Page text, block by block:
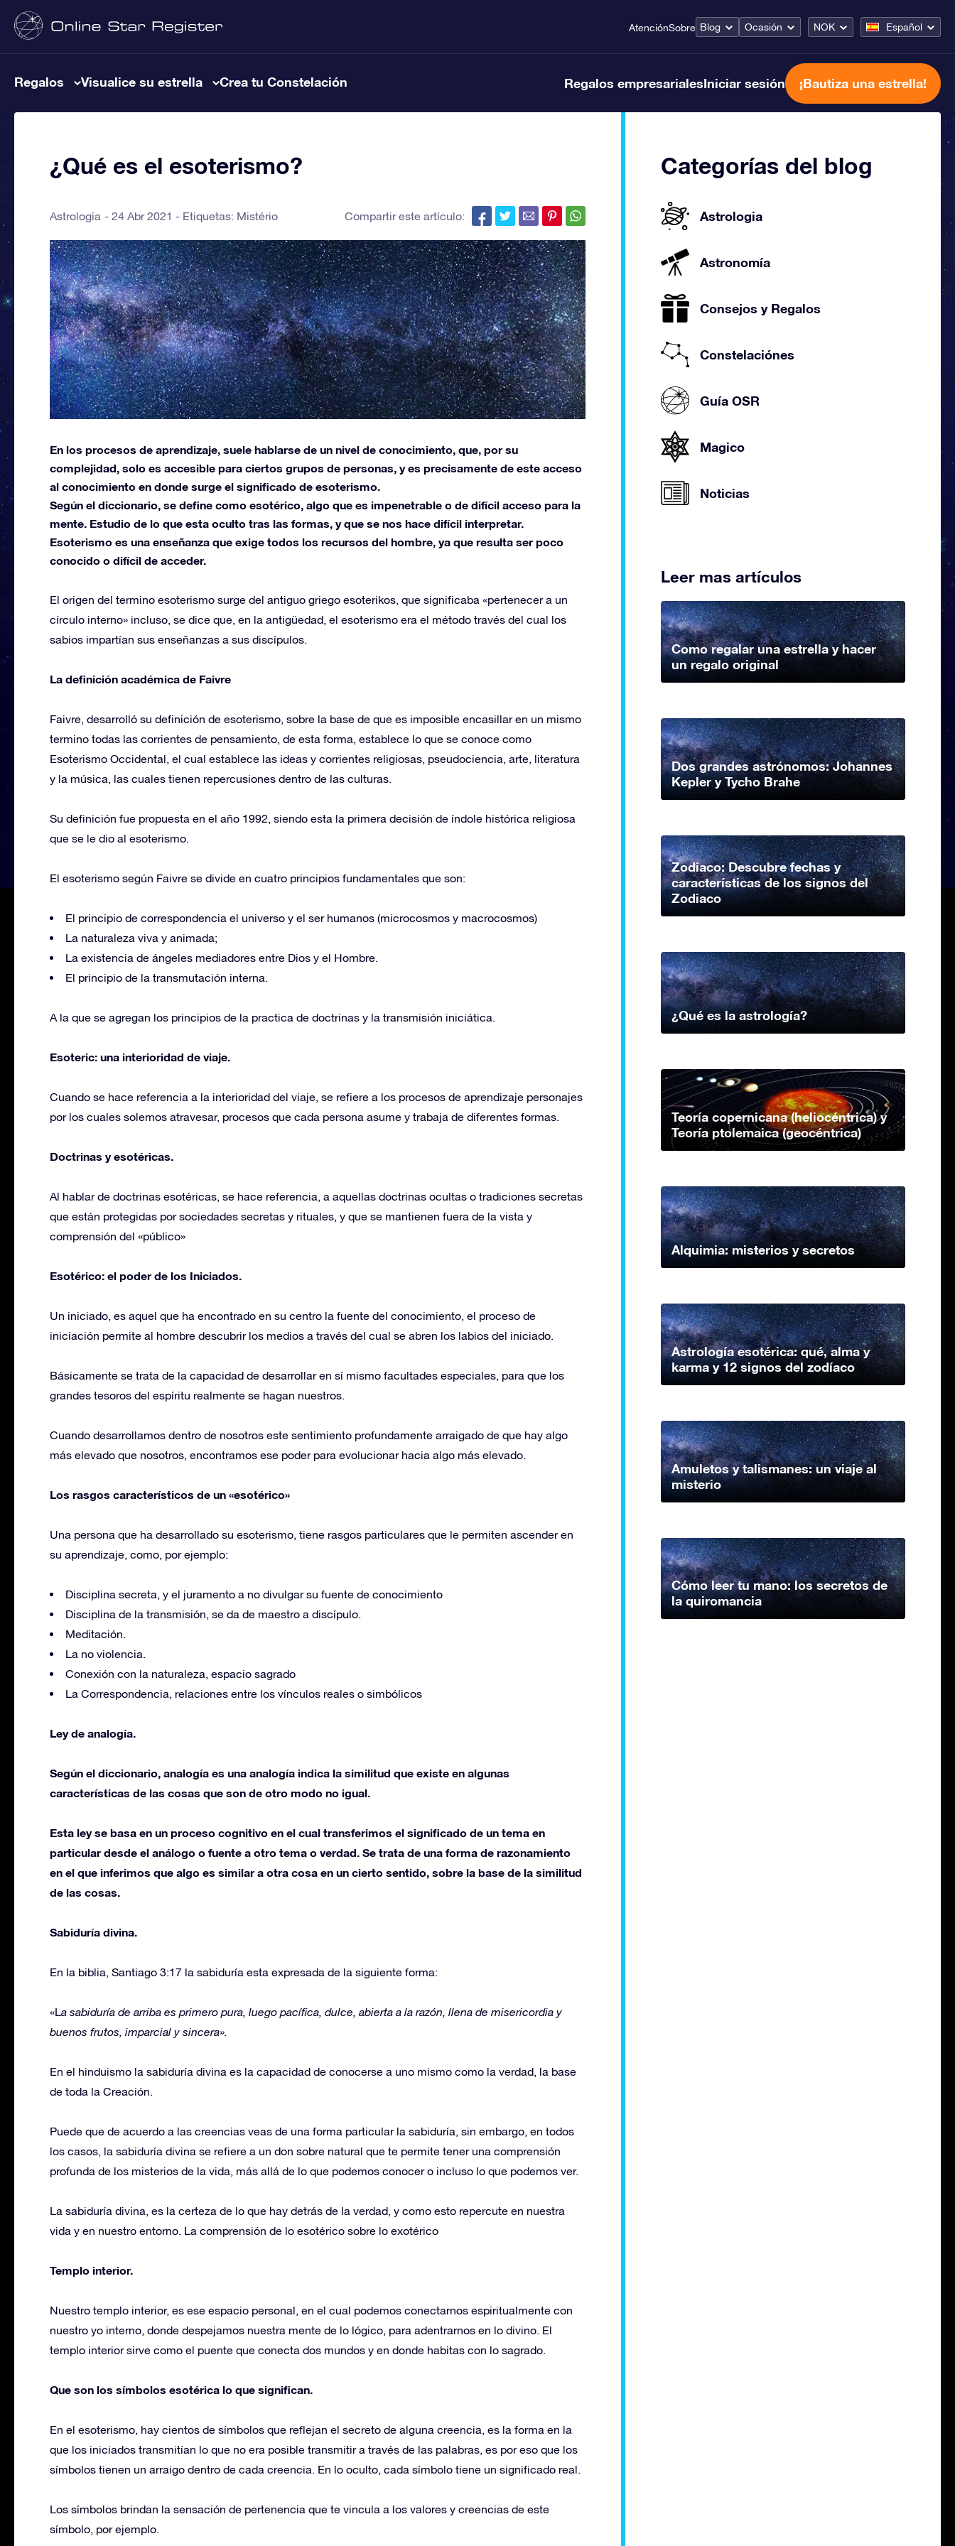
AtenciónSobre Blog Ocasión NOK Español
Regalos Visualice su estrella Crea tu Constelación Regalos empresarialesIniciar sesión ¡Bautiza una estrella!
¿Qué es el esoterismo?
Astrologia 24 Abr 2021 - Etiquetas: Mistério Compartir este artículo:
En los procesos de aprendizaje, suele hablarse de un nivel de conocimiento, que, por su
complejidad, solo es accesible para ciertos grupos de personas, y es precisamente de este acceso
al conocimiento en donde surge el significado de esoterismo.
Según el diccionario, se define como esotérico, algo que es impenetrable o de difícil acceso para la
mente. Estudio de lo que esta oculto tras las formas, y que se nos hace difícil interpretar.
Esoterismo es una enseñanza que exige todos los recursos del hombre, ya que resulta ser poco
conocido o difícil de acceder.
El origen del termino esoterismo surge del antiguo griego esoterikos, que significaba «pertenecer a un
círculo interno» incluso, se dice que, en la antigüedad, el esoterismo era el método través del cual los
sabios impartían sus enseñanzas a sus discípulos.
La definición académica de Faivre
Faivre, desarrolló su definición de esoterismo, sobre la base de que es imposible encasillar en un mismo
termino todas las corrientes de pensamiento, de esta forma, establece lo que se conoce como
Esoterismo Occidental, el cual establece las ideas y corrientes religiosas, pseudociencia, arte, literatura
y la música, las cuales tienen repercusiones dentro de las culturas.
Su definición fue propuesta en el año 1992, siendo esta la primera decisión de índole histórica religiosa
que se le dio al esoterismo.
El esoterismo según Faivre se divide en cuatro principios fundamentales que son:
El principio de correspondencia el universo y el ser humanos (microcosmos y macrocosmos)
La naturaleza viva y animada;
La existencia de ángeles mediadores entre Dios y el Hombre.
El principio de la transmutación interna.
A la que se agregan los principios de la practica de doctrinas y la transmisión iniciática.
Esoteric: una interioridad de viaje.
Cuando se hace referencia a la interioridad del viaje, se refiere a los procesos de aprendizaje personajes
por los cuales solemos atravesar, procesos que cada persona asume y trabaja de diferentes formas.
Doctrinas y esotéricas.
Al hablar de doctrinas esotéricas, se hace referencia, a aquellas doctrinas ocultas o tradiciones secretas
que están protegidas por sociedades secretas y rituales, y que se mantienen fuera de la vista y
comprensión del «público»
Esotérico: el poder de los Iniciados.
Un iniciado, es aquel que ha encontrado en su centro la fuente del conocimiento, el proceso de
iniciación permite al hombre descubrir los medios a través del cual se abren los labios del iniciado.
Básicamente se trata de la capacidad de desarrollar en sí mismo facultades especiales, para que los
grandes tesoros del espíritu realmente se hagan nuestros.
Cuando desarrollamos dentro de nosotros este sentimiento profundamente arraigado de que hay algo
más elevado que nosotros, encontramos ese poder para evolucionar hacia algo más elevado.
Los rasgos característicos de un «esotérico»
Una persona que ha desarrollado su esoterismo, tiene rasgos particulares que le permiten ascender en
su aprendizaje, como, por ejemplo:
Disciplina secreta, y el juramento a no divulgar su fuente de conocimiento
Disciplina de la transmisión, se da de maestro a discípulo.
Meditación.
La no violencia.
Conexión con la naturaleza, espacio sagrado
La Correspondencia, relaciones entre los vínculos reales o simbólicos
Ley de analogía.
Según el diccionario, analogía es una analogía indica la similitud que existe en algunas
características de las cosas que son de otro modo no igual.
Esta ley se basa en un proceso cognitivo en el cual transferimos el significado de un tema en
particular desde el análogo o fuente a otro tema o verdad. Se trata de una forma de razonamiento
en el que inferimos que algo es similar a otra cosa en un cierto sentido, sobre la base de la similitud
de las cosas.
Sabiduría divina.
En la biblia, Santiago 3:17 la sabiduría esta expresada de la siguiente forma:
«La sabiduría de arriba es primero pura, luego pacífica, dulce, abierta a la razón, llena de misericordia y
buenos frutos, imparcial y sincera».
En el hinduismo la sabiduría divina es la capacidad de conocerse a uno mismo como la verdad, la base
de toda la Creación.
Puede que de acuerdo a las creencias veas de una forma particular la sabiduría, sin embargo, en todos
los casos, la sabiduría divina se refiere a un don sobre natural que te permite tener una comprensión
profunda de los misterios de la vida, más allá de lo que podemos conocer o incluso lo que podemos ver.
La sabiduría divina, es la certeza de lo que hay detrás de la verdad, y como esto repercute en nuestra
vida y en nuestro entorno. La comprensión de lo esotérico sobre lo exotérico
Templo interior.
Nuestro templo interior, es ese espacio personal, en el cual podemos conectarnos espiritualmente con
nuestro yo interno, donde despejamos nuestra mente de lo lógico, para adentrarnos en lo divino. El
templo interior sirve como el puente que conecta dos mundos y en donde habitas con lo sagrado.
Que son los símbolos esotérica lo que significan.
En el esoterismo, hay cientos de símbolos que reflejan el secreto de alguna creencia, es la forma en la
que los iniciados transmitían lo que no era posible transmitir a través de las palabras, es por eso que los
símbolos tienen un arraigo dentro de cada creencia. En lo oculto, cada símbolo tiene un significado real.
Los símbolos brindan la sensación de pertenencia que te vincula a los valores y creencias de este
símbolo, por ejemplo.
Categorías del blog
Astrologia
Astronomía
Consejos y Regalos
Constelaciónes
Guía OSR
Magico
Noticias
Leer mas artículos
Como regalar una estrella y hacer
un regalo original
Dos grandes astrónomos: Johannes
Kepler y Tycho Brahe
Zodiaco: Descubre fechas y
características de los signos del
Zodiaco
¿Qué es la astrología?
Teoría copernicana (heliocéntrica) y
Teoría ptolemaica (geocéntrica)
Alquimia: misterios y secretos
Astrología esotérica: qué, alma y
karma y 12 signos del zodíaco
Amuletos y talismanes: un viaje al
misterio
Cómo leer tu mano: los secretos de
la quiromancia